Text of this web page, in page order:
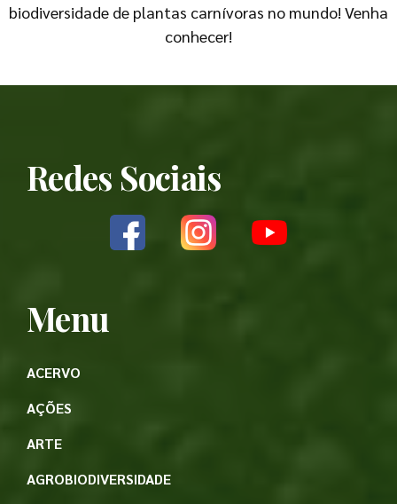
biodiversidade de plantas carnívoras no mundo! Venha
conhecer!
Redes Sociais
Menu
ACERVO
AÇÕES
ARTE
AGROBIODIVERSIDADE